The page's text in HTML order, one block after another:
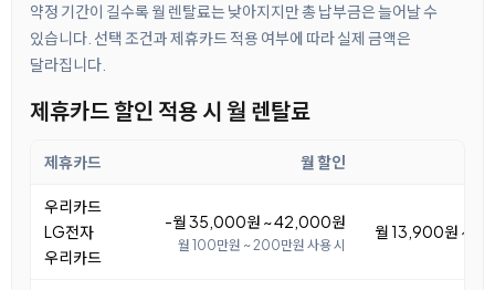
약정 기간이 길수록 월 렌탈료는 낮아지지만 총 납부금은 늘어날 수
있습니다. 선택 조건과 제휴카드 적용 여부에 따라 실제 금액은
달라집니다.
제휴카드 할인 적용 시 월 렌탈료
제휴카드 월 할인
우리카드
LG전자
우리카드
-월 35,000원 ~ 42,000원
월 100만원 ~ 200만원 사용 시
월 13,900원 ~